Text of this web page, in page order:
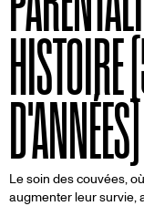
D'ANNÉES)
Le soin des couvées,
augmenter leur survie,